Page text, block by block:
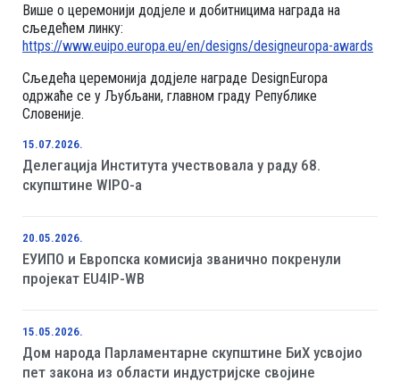
Више о церемонији додјеле и добитницима награда на
сљедећем линку:
https://www.euipo.europa.eu/en/designs/designeuropa-awards
Сљедећа церемонија додјеле награде DesignEuropa
одржаће се у Љубљани, главном граду Републике
Словеније.
15.07.2026.
Делегација Института учествовала у раду 68.
скупштине WIPO-а
20.05.2026.
ЕУИПО и Европска комисија званично покренули
пројекат EU4IP-WB
15.05.2026.
Дом народа Парламентарне скупштине БиХ усвојио
пет закона из области индустријске својине